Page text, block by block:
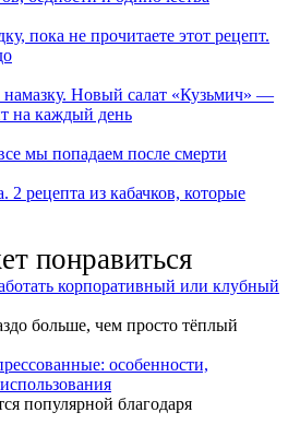
пока не прочитаете этот рецепт.
Новый салат «Кузьмич» —
на каждый день
мы попадаем после смерти
2 рецепта из кабачков, которые
понравиться
корпоративный или клубный
больше, чем просто тёплый
особенности,
популярной благодаря